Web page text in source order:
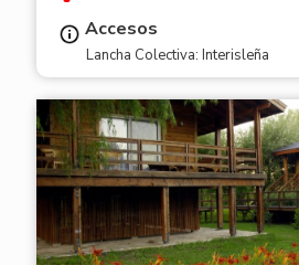
Accesos
Lancha Colectiva: Interisleña